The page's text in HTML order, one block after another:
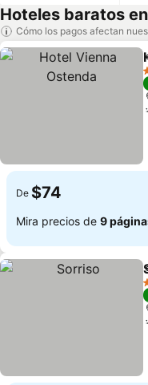
Hoteles baratos
Cómo los pagos afectan
De $74
Mira precios de 9